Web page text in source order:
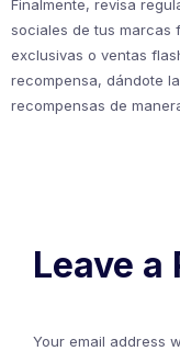
Finalmente, revisa
sociales de tus marcas
exclusivas o ventas
recompensa, dándote
recompensas de
Leave a
Your email address